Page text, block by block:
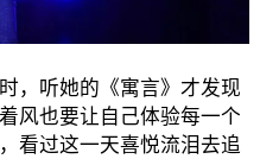
，听她的《寓言》才发现
风也要让自己体验每一个
看过这一天喜悦流泪去追